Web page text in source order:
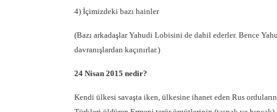
4) İçimizdeki bazı hainler
(Bazı arkadaşlar Yahudi Lobisini de dahil ederler. Bence
davranışlardan kaçınırlar.)
24 Nisan 2015 nedir?
Kendi ülkesi savaşta iken, ülkesine ihanet eden Rus